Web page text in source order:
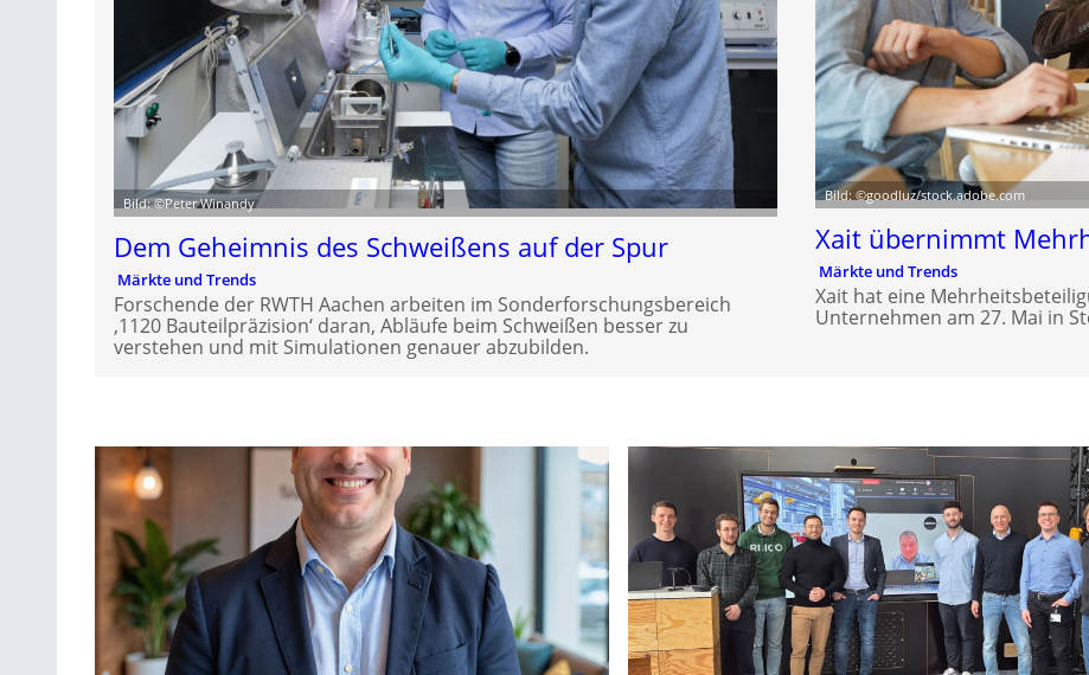
Bild: ©Peter Winandy
Dem Geheimnis des Schweißens auf der Spur
Märkte und Trends
Forschende der RWTH Aachen arbeiten im Sonderforschungsbereich
‚1120 Bauteilpräzision‘ daran, Abläufe beim Schweißen besser zu
verstehen und mit Simulationen genauer abzubilden.
Bild: ©goodluz/stock.adobe.com
Xait übernimmt
Märkte und Trends
Xait hat eine
Unternehmen am 27. Mai in